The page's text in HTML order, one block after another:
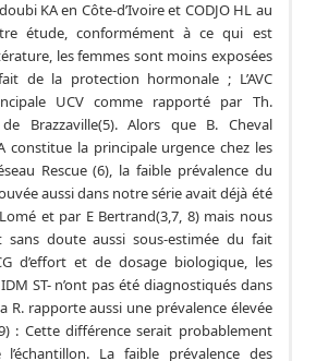
KA en Côte-d’Ivoire et CODJO HL au
étude, conformément à ce qui est
les femmes sont moins exposées
de la protection hormonale ; L’AVC
UCV comme rapporté par Th.
Brazzaville(5). Alors que B. Cheval
constitue la principale urgence chez les
Rescue (6), la faible prévalence du
aussi dans notre série avait déjà été
et par E Bertrand(3,7, 8) mais nous
sans doute aussi sous-estimée du fait
d’effort et de dosage biologique, les
ST- n’ont pas été diagnostiqués dans
R. rapporte aussi une prévalence élevée
: Cette différence serait probablement
La faible prévalence des